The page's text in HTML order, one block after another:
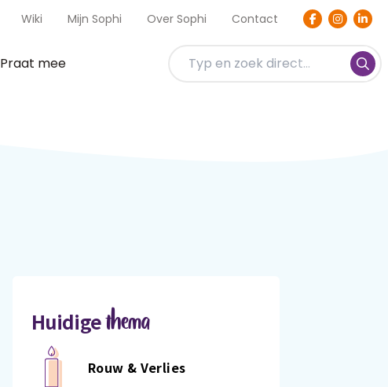
Wiki Mijn Sophi Over Sophi Contact
Praat mee
Huidigethema
Rouw & Verlies